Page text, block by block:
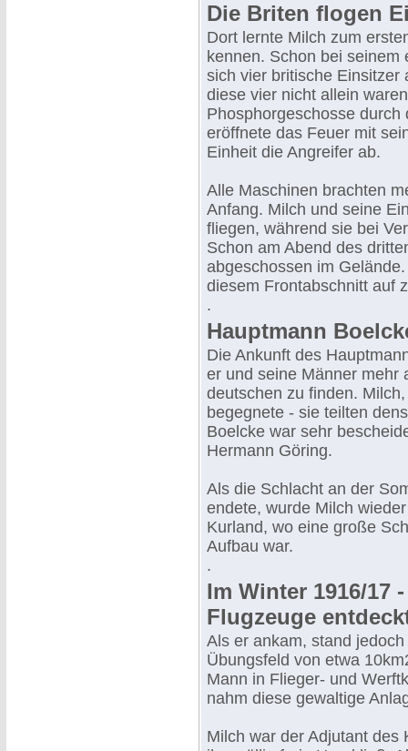
Die Briten flogen
Dort lernte Milch zum
kennen. Schon bei
sich vier britische Einsitzer
diese vier nicht allein
Phosphorgeschosse
eröffnete das Feuer mit
Einheit die Angreifer ab.
Alle Maschinen brachten
Anfang. Milch und seine
fliegen, während sie bei
Schon am Abend des
abgeschossen im
diesem Frontabschnitt auf
.
Hauptmann
Die Ankunft des
er und seine Männer mehr
deutschen zu finden.
begegnete - sie teilten
Boelcke war sehr
Hermann Göring.
Als die Schlacht an der
endete, wurde Milch
Kurland, wo eine große
Aufbau war.
.
Im Winter 1916/17
Flugzeuge
Als er ankam, stand
Übungsfeld von etwa
Mann in Flieger- und
nahm diese gewaltige
Milch war der Adjutant des